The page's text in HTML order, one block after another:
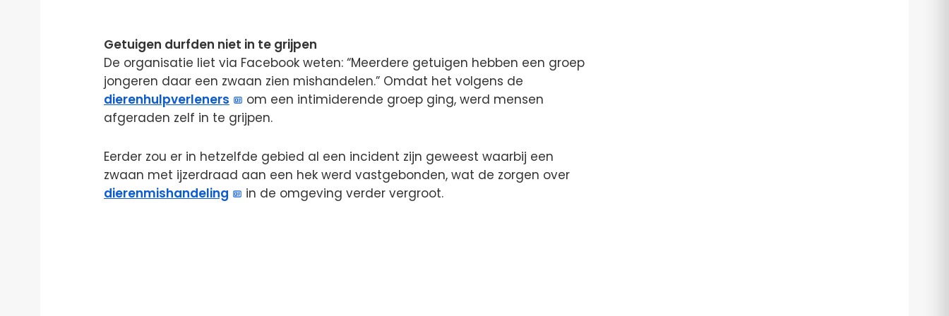
Getuigen durfden niet in te grijpen
De organisatie liet via Facebook weten: “Meerdere getuigen hebben een groep
jongeren daar een zwaan zien mishandelen.” Omdat het volgens de
dierenhulpverleners
om een intimiderende groep ging, werd mensen
afgeraden zelf in te grijpen.
Eerder zou er in hetzelfde gebied al een incident zijn geweest waarbij een
zwaan met ijzerdraad aan een hek werd vastgebonden, wat de zorgen over
dierenmishandeling
in de omgeving verder vergroot.